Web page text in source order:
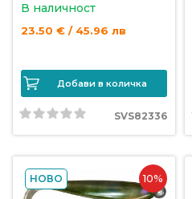
В наличност
23.50 € / 45.96 лв
Добави в количка
SVS82336
НОВО 10%